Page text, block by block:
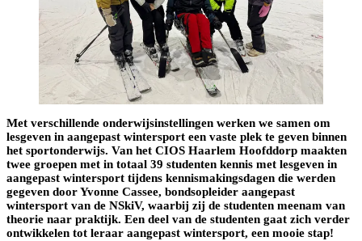
Met verschillende onderwijsinstellingen werken we samen om
lesgeven in aangepast wintersport een vaste plek te geven binnen
het sportonderwijs. Van het CIOS Haarlem Hoofddorp maakten
twee groepen met in totaal 39 studenten kennis met lesgeven in
aangepast wintersport tijdens kennismakingsdagen die werden
gegeven door Yvonne Cassee, bondsopleider aangepast
wintersport van de NSkiV, waarbij zij de studenten meenam van
theorie naar praktijk. Een deel van de studenten gaat zich verder
ontwikkelen tot leraar aangepast wintersport, een mooie stap!